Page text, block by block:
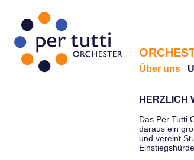
Über uns
HERZLICH
Das Per Tutti
daraus ein
und vereint